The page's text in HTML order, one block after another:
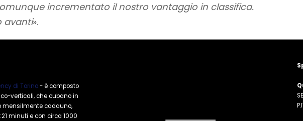
incrementato il nostro vantaggio in classifica.
avanti».
di Torino- è composto
verticali, che cubano in
mensilmente cadauno,
minuti e con circa 1000